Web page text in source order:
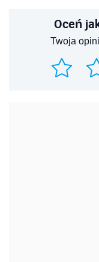
Oceń
Twoja